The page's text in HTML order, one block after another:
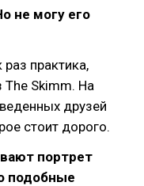
не могу его
практика,
Skimm. На
друзей
стоит дорого.
портрет
подобные